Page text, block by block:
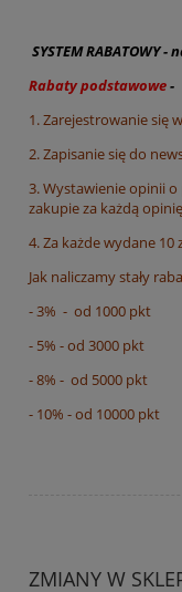
SYSTEM RABATOWY
Rabaty podstawowe-
1. Zarejestrowanie się
2. Zapisanie się do
3. Wystawienie opinii
zakupie za każdą
4. Za każde wydane 10
Jak naliczamy stały
- 3% - od 1000 pkt
- 5% - od 3000 pkt
- 8% - od 5000 pkt
- 10% - od 10000 pkt
ZMIANY W